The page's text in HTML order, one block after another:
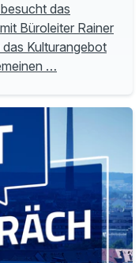
das
Büroleiter Rainer
Kulturangebot
…